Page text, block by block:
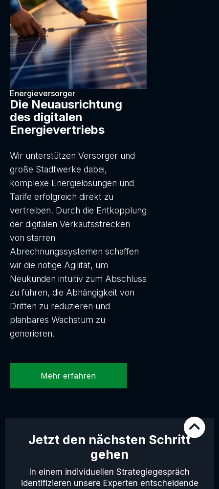
Energieversorger
Die Neuausrichtung
des digitalen
Energievertriebs
Wir unterstützen Versorger und
große Stadtwerke dabei,
komplexe Energielösungen und
Tarife erfolgreich direkt zu
vertreiben. Durch die Entkopplung
der digitalen Verkaufsstrecken
von starren
Abrechnungssystemen schaffen
wir die nötige Agilität, um
Neukunden intuitiv zum Abschluss
zu führen, die Abhängigkeit von
Dritten zu reduzieren und
planbares Wachstum zu
generieren.
Mehr erfahren
Jetzt den nächsten Schritt
gehen
In einem individuellen Strategiegespräch
identifizieren unsere Experten entscheidende